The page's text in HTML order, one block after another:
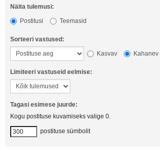
Näita tulemusi:
Postitusi
Teemasid
Sorteeri vastused:
Kasvav
Kahanev
Limiteeri vastuseid eelmise:
Tagasi esimese juurde:
Kogu postituse kuvamiseks valige 0.
postituse sümbolit